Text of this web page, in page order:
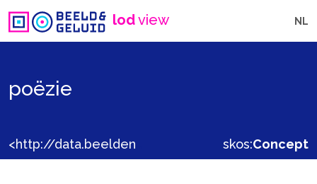
lodview NL
poëzie
skos:Concept